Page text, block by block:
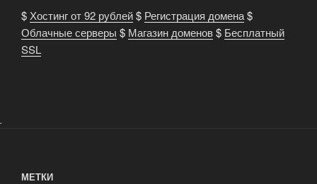
$ Хостинг от 92 рублей$ Регистрация домена$
Облачные серверы $ Магазин доменов$ Бесплатный
SSL
.
МЕТКИ